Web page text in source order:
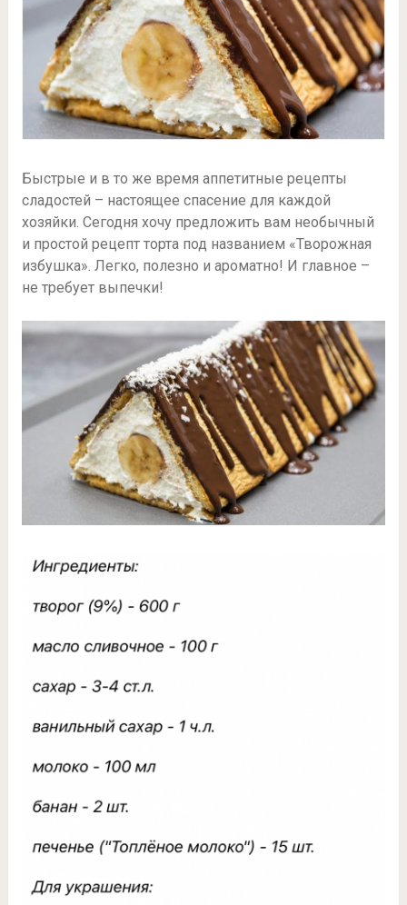
Быстрые и в то же время аппетитные рецепты
сладостей – настоящее спасение для каждой
хозяйки. Сегодня хочу предложить вам необычный
и простой рецепт торта под названием «Творожная
избушка». Легко, полезно и ароматно! И главное –
не требует выпечки!